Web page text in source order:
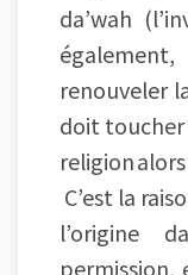
da’wah
renouveler
doit toucher
religion alors
C’est la
l’origine